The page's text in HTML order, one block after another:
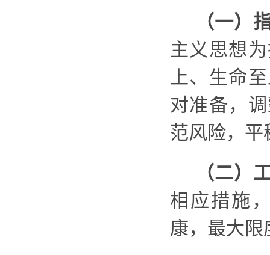
（一）
主义思想
上、生命
对准备，
范风险，平
（二）
相应措施
康，最大限